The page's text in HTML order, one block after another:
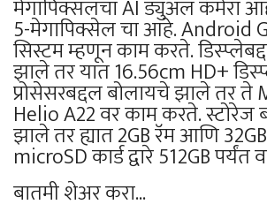
मेगापिक्सलचा AI ड्युअल कॅमेरा
5-मेगापिक्सेल चा आहे. Android
सिस्टम म्हणून काम करते.
झाले तर यात 16.56cm HD+
प्रोसेसरबद्दल बोलायचे झाले तर ते
Helio A22 वर काम करते. स्टोरेज
झाले तर ह्यात 2GB रॅम आणि
microSD कार्ड द्वारे 512GB पर्यंत
बातमी शेअर करा...